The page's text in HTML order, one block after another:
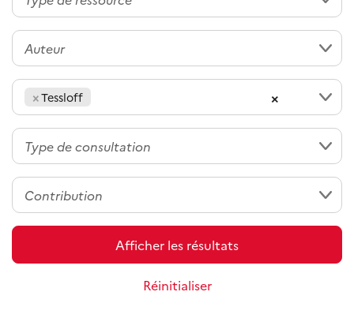
×
×Tessloff
Afficher les résultats
Réinitialiser